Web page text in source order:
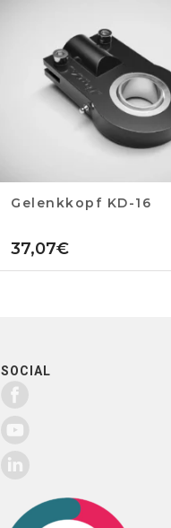
Gelenkkopf KD-16
37,07€
SOCIAL